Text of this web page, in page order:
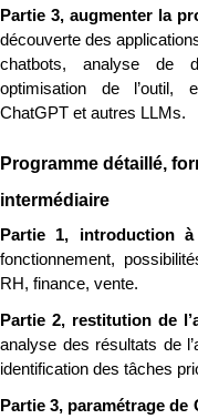
découverte des
chatbots, analyse de
optimisation de l’outil,
ChatGPT et autres LLMs.
Programme détaillé,
intermédiaire
Partie 1, introduction
fonctionnement,
RH, finance, vente.
analyse des résultats de
identification des tâches
Partie 3, paramétrage